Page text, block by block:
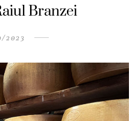
Branzei
2023